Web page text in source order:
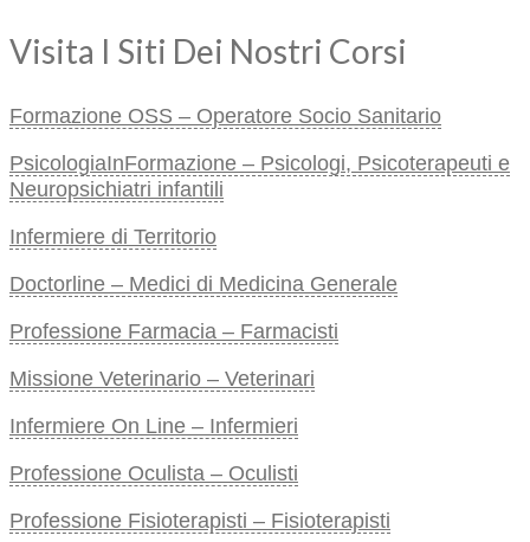
Visita I Siti Dei Nostri Corsi
Formazione OSS – Operatore Socio Sanitario
PsicologiaInFormazione – Psicologi, Psicoterapeuti e
Neuropsichiatri infantili
Infermiere di Territorio
Doctorline – Medici di Medicina Generale
Professione Farmacia – Farmacisti
Missione Veterinario – Veterinari
Infermiere On Line – Infermieri
Professione Oculista – Oculisti
Professione Fisioterapisti – Fisioterapisti